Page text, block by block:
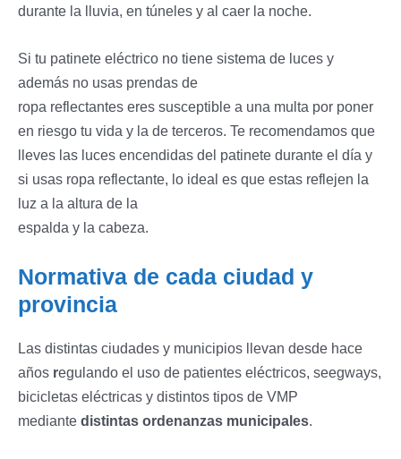
durante la lluvia, en túneles y al caer la noche.
Si tu patinete eléctrico no tiene sistema de luces y
además no usas prendas de
ropa reflectantes eres susceptible a una multa por poner
en riesgo tu vida y la de terceros. Te recomendamos que
lleves las luces encendidas del patinete durante el día y
si usas ropa reflectante, lo ideal es que estas reflejen la
luz a la altura de la
espalda y la cabeza.
Normativa de cada ciudad y
provincia
Las distintas ciudades y municipios llevan desde hace
años regulando el uso de patientes eléctricos, seegways,
bicicletas eléctricas y distintos tipos de VMP
mediante distintas ordenanzas municipales.